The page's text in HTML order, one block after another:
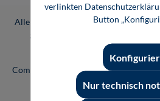
Alle Preise inkl. gesetzl.
Vogel Professional Education ist
Communications Group. Unser
verlinkten
Button
Nur technisch